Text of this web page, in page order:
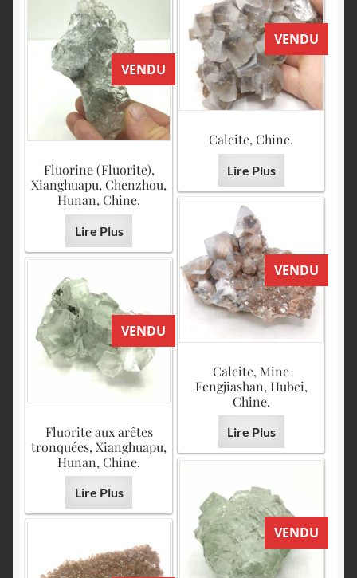
VENDU
Calcite, Chine.
Lire Plus
VENDU
Fluorine (Fluorite),
Xianghuapu, Chenzhou,
Hunan, Chine.
Lire Plus
VENDU
Calcite, Mine
Fengjiashan, Hubei,
Chine.
Lire Plus
VENDU
Fluorite aux arêtes
tronquées, Xianghuapu,
Hunan, Chine.
Lire Plus
VENDU